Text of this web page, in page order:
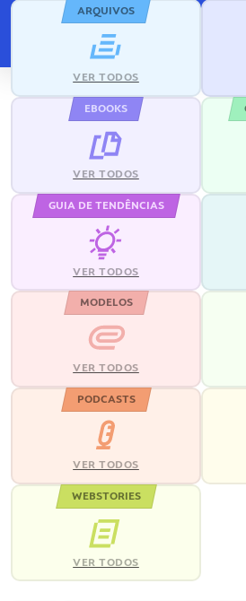
ARQUIVOS
VER TODOS
EBOOKS
VER TODOS
GUIA DE TENDÊNCIAS
VER TODOS
MODELOS
VER TODOS
PODCASTS
VER TODOS
WEBSTORIES
VER TODOS